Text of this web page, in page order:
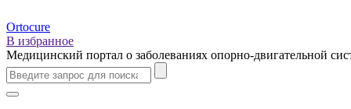
Ortocure
В избранное
Медицинский портал о заболеваниях опорно-двигательной